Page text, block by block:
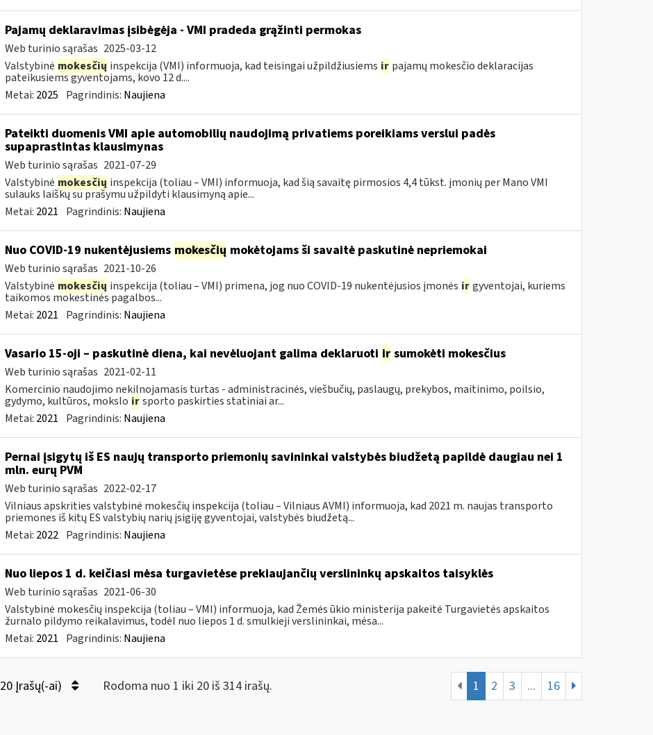
Pajamų deklaravimas įsibėgėja - VMI pradeda grąžinti permokas
Web turinio sąrašas 2025-03-12
Valstybinė mokesčių inspekcija (VMI) informuoja, kad teisingai užpildžiusiems ir pajamų mokesčio deklaracijas
pateikusiems gyventojams, kovo 12 d....
Metai: 2025 Pagrindinis: Naujiena
Pateikti duomenis VMI apie automobilių naudojimą privatiems poreikiams verslui padės
supaprastintas klausimynas
Web turinio sąrašas 2021-07-29
Valstybinė mokesčių inspekcija (toliau – VMI) informuoja, kad šią savaitę pirmosios 4,4 tūkst. įmonių per Mano VMI
sulauks laiškų su prašymu užpildyti klausimyną apie...
Metai: 2021 Pagrindinis: Naujiena
Nuo COVID-19 nukentėjusiems mokesčių mokėtojams ši savaitė paskutinė nepriemokai
Web turinio sąrašas 2021-10-26
Valstybinė mokesčių inspekcija (toliau – VMI) primena, jog nuo COVID-19 nukentėjusios įmonės ir gyventojai, kuriems
taikomos mokestinės pagalbos...
Metai: 2021 Pagrindinis: Naujiena
Vasario 15-oji – paskutinė diena, kai nevėluojant galima deklaruoti irsumokėti mokesčius
Web turinio sąrašas 2021-02-11
Komercinio naudojimo nekilnojamasis turtas - administracinės, viešbučių, paslaugų, prekybos, maitinimo, poilsio,
gydymo, kultūros, mokslo ir sporto paskirties statiniai ar...
Metai: 2021 Pagrindinis: Naujiena
Pernai įsigytų iš ES naujų transporto priemonių savininkai valstybės biudžetą papildė daugiau nei 1
mln. eurų PVM
Web turinio sąrašas 2022-02-17
Vilniaus apskrities valstybinė mokesčių inspekcija (toliau – Vilniaus AVMI) informuoja, kad 2021 m. naujas transporto
priemones iš kitų ES valstybių narių įsigiję gyventojai, valstybės biudžetą...
Metai: 2022 Pagrindinis: Naujiena
Nuo liepos 1 d. keičiasi mėsa turgavietėse prekiaujančių verslininkų apskaitos taisyklės
Web turinio sąrašas 2021-06-30
Valstybinė mokesčių inspekcija (toliau – VMI) informuoja, kad Žemės ūkio ministerija pakeitė Turgavietės apskaitos
žurnalo pildymo reikalavimus, todėl nuo liepos 1 d. smulkieji verslininkai, mėsa...
Metai: 2021 Pagrindinis: Naujiena
20 Įrašų(-ai) Rodoma nuo 1 iki 20 iš 314 irašų. 1 2 3 ... 16